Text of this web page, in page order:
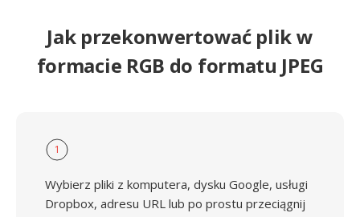
Jak przekonwertować plik w
formacie RGB do formatu JPEG
1
Wybierz pliki z komputera, dysku Google, usługi
Dropbox, adresu URL lub po prostu przeciągnij